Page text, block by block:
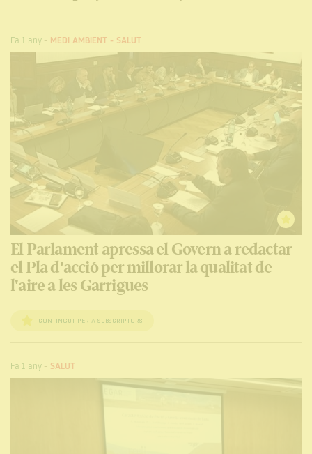
Fa 1 any- MEDI AMBIENT - SALUT
El Parlament apressa el Govern a redactar
el Pla d'acció per millorar la qualitat de
l'aire a les Garrigues
CONTINGUT PER A SUBSCRIPTORS
Fa 1 any- SALUT